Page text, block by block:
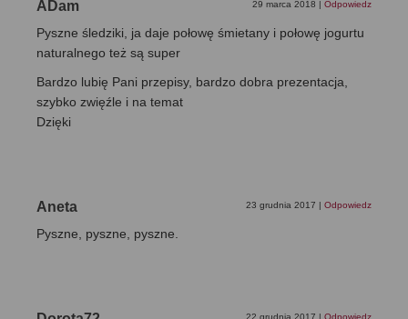
ADam 29 marca 2018 | Odpowiedz
Pyszne śledziki, ja daje połowę śmietany i połowę jogurtu
naturalnego też są super
Bardzo lubię Pani przepisy, bardzo dobra prezentacja,
szybko zwięźle i na temat
Dzięki
Aneta 23 grudnia 2017 | Odpowiedz
Pyszne, pyszne, pyszne.
22 grudnia 2017 | Odpowiedz